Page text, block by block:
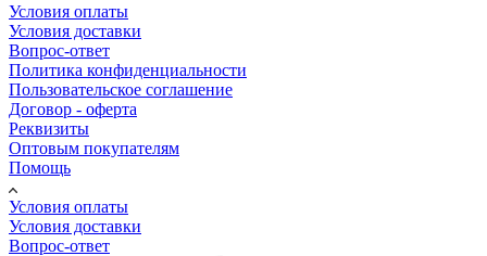
Условия оплаты
Условия доставки
Вопрос-ответ
Политика конфиденциальности
Пользовательское соглашение
Договор - оферта
Реквизиты
Оптовым покупателям
Помощь
Условия оплаты
Условия доставки
Вопрос-ответ